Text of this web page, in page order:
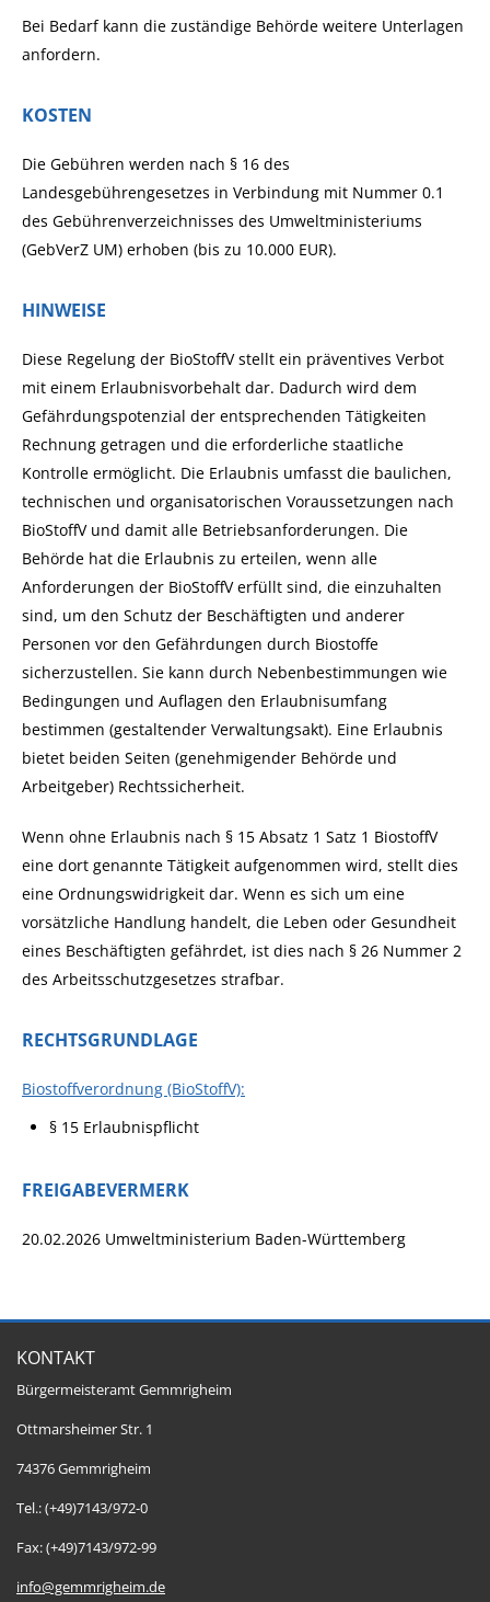
Bei Bedarf kann die zuständige Behörde weitere Unterlagen
anfordern.
KOSTEN
Die Gebühren werden nach § 16 des
Landesgebührengesetzes in Verbindung mit Nummer 0.1
des Gebührenverzeichnisses des Umweltministeriums
(GebVerZ UM) erhoben (bis zu 10.000 EUR).
HINWEISE
Diese Regelung der BioStoffV stellt ein präventives Verbot
mit einem Erlaubnisvorbehalt dar. Dadurch wird dem
Gefährdungspotenzial der entsprechenden Tätigkeiten
Rechnung getragen und die erforderliche staatliche
Kontrolle ermöglicht. Die Erlaubnis umfasst die baulichen,
technischen und organisatorischen Voraussetzungen nach
BioStoffV und damit alle Betriebsanforderungen. Die
Behörde hat die Erlaubnis zu erteilen, wenn alle
Anforderungen der BioStoffV erfüllt sind, die einzuhalten
sind, um den Schutz der Beschäftigten und anderer
Personen vor den Gefährdungen durch Biostoffe
sicherzustellen. Sie kann durch Nebenbestimmungen wie
Bedingungen und Auflagen den Erlaubnisumfang
bestimmen (gestaltender Verwaltungsakt). Eine Erlaubnis
bietet beiden Seiten (genehmigender Behörde und
Arbeitgeber) Rechtssicherheit.
Wenn ohne Erlaubnis nach § 15 Absatz 1 Satz 1 BiostoffV
eine dort genannte Tätigkeit aufgenommen wird, stellt dies
eine Ordnungswidrigkeit dar. Wenn es sich um eine
vorsätzliche Handlung handelt, die Leben oder Gesundheit
eines Beschäftigten gefährdet, ist dies nach § 26 Nummer 2
des Arbeitsschutzgesetzes strafbar.
RECHTSGRUNDLAGE
Biostoffverordnung (BioStoffV):
§ 15 Erlaubnispflicht
FREIGABEVERMERK
20.02.2026 Umweltministerium Baden-Württemberg
KONTAKT
Bürgermeisteramt Gemmrigheim
Ottmarsheimer Str. 1
74376 Gemmrigheim
Tel.: (+49)7143/972-0
Fax: (+49)7143/972-99
info@gemmrigheim.de